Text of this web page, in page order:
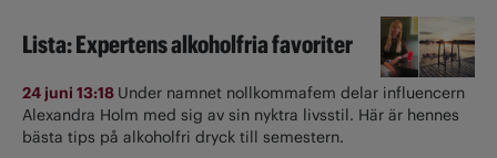
Lista: Expertens alkoholfria favoriter
24 juni 13:18 Under namnet nollkommafem delar influencern
Alexandra Holm med sig av sin nyktra livsstil. Här är hennes
bästa tips på alkoholfri dryck till semestern.